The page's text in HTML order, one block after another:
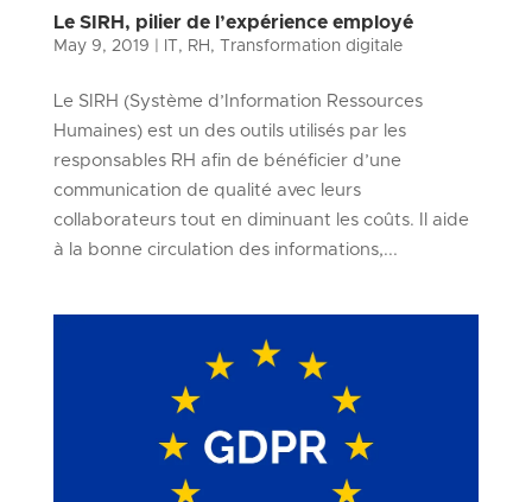
Le SIRH, pilier de l’expérience employé
May 9, 2019 IT, RH , Transformation digitale
Le SIRH (Système d’Information Ressources
Humaines) est un des outils utilisés par les
responsables RH afin de bénéficier d’une
communication de qualité avec leurs
collaborateurs tout en diminuant les coûts. Il aide
à la bonne circulation des informations,...